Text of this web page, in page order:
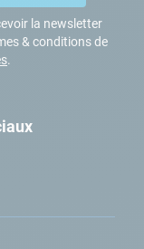
la newsletter
& conditions de
.